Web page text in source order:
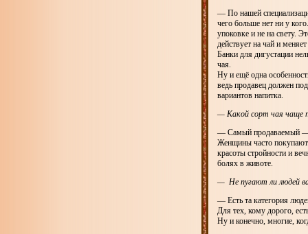
— По нашей
чего больше нет ни у
упоковке и не на свету.
действует на чай и
Банки для дигустации
чая.
Ну и ещё одна
ведь продавец должен
вариантов напитка.
— Какой сорт чая чаще
— Самый продаваемый —
Женщины часто
красоты стройности и
болях в животе.
— Не пугают ли людей
— Есть та категория
Для тех, кому дорого,
Ну и конечно, многие,